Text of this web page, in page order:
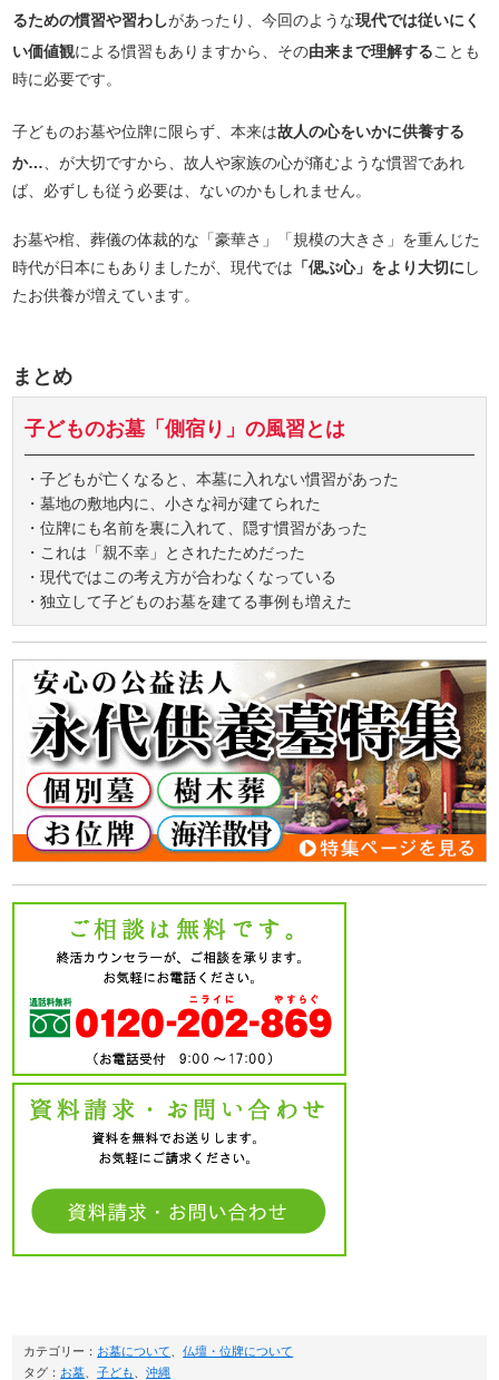
るための慣習や習わしがあったり、今回のような現代では従いにく
い価値観による慣習もありますから、その由来まで理解することも
時に必要です。
子どものお墓や位牌に限らず、本来は故人の心をいかに供養する
か…、が大切ですから、故人や家族の心が痛むような慣習であれ
ば、必ずしも従う必要は、ないのかもしれません。
お墓や棺、葬儀の体裁的な「豪華さ」「規模の大きさ」を重んじた
時代が日本にもありましたが、現代では 「偲ぶ心」をより大切にし
たお供養が増えています。
まとめ
子どものお墓「側宿り」の風習とは
・子どもが亡くなると、本墓に入れない慣習があった
・墓地の敷地内に、小さな祠が建てられた
・位牌にも名前を裏に入れて、隠す慣習があった
・これは「親不幸」とされたためだった
・現代ではこの考え方が合わなくなっている
・独立して子どものお墓を建てる事例も増えた
カテゴリー： お墓について 、仏壇・位牌について
タグ： お墓 、子ども 、沖縄